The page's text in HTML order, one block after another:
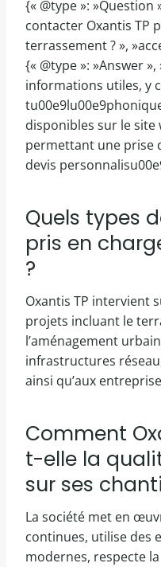
{« @type »: »Question
contacter Oxantis TP
terrassement ? »,
{« @type »: »Answer
informations utiles, y
disponibles sur le site
permettant une prise
devis
Quels types
pris en
?
Oxantis TP intervient
projets incluant le
l’aménagement
infrastructures
ainsi qu’aux
Comment
t-elle la
sur ses
La société met en
continues, utilise des
modernes, respecte